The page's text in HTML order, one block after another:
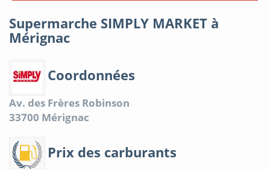
Supermarche SIMPLY MARKET à
Mérignac
Coordonnées
Av. des Frères Robinson
33700 Mérignac
Prix des carburants